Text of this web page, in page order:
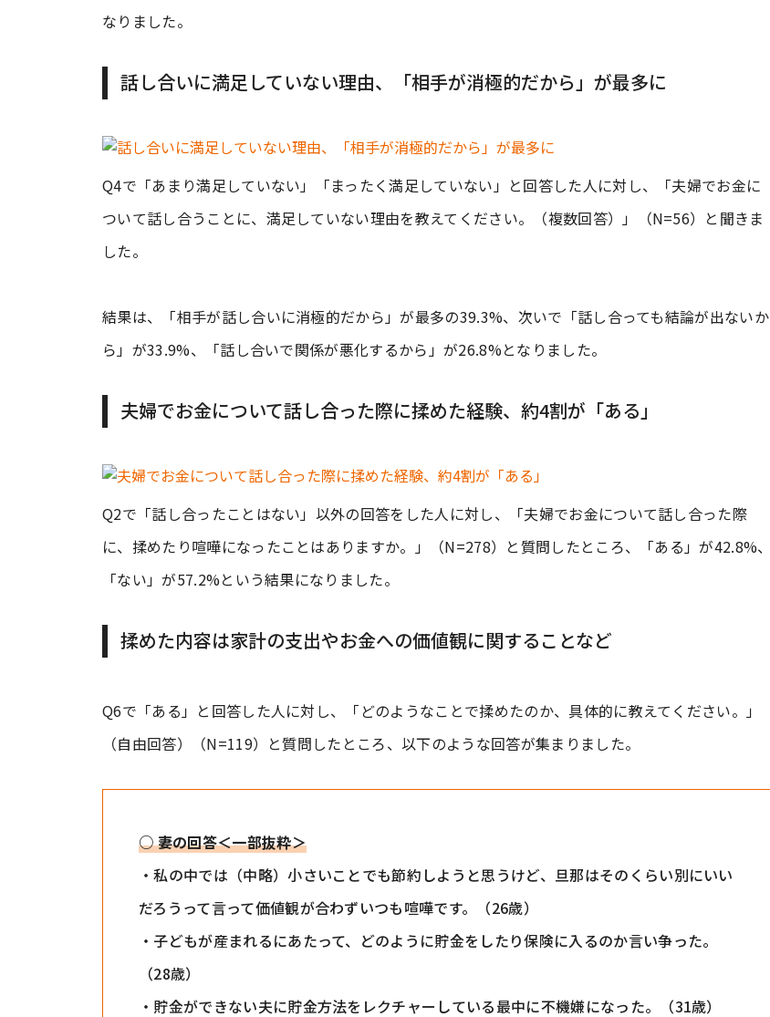
なりました。
話し合いに満足していない理由、「相手が消極的だから」が最多に
Q4で「あまり満足していない」「まったく満足していない」と回答した人に対し、「夫婦でお金に
ついて話し合うことに、満足していない理由を教えてください。（複数回答）」（N=56）と聞きま
した。
結果は、「相手が話し合いに消極的だから」が最多の39.3%、次いで「話し合っても結論が出ないか
ら」が33.9%、「話し合いで関係が悪化するから」が26.8%となりました。
夫婦でお金について話し合った際に揉めた経験、約4割が「ある」
Q2で「話し合ったことはない」以外の回答をした人に対し、「夫婦でお金について話し合った際
に、揉めたり喧嘩になったことはありますか。」（N=278）と質問したところ、「ある」が42.8%、
「ない」が57.2%という結果になりました。
揉めた内容は家計の支出やお金への価値観に関することなど
Q6で「ある」と回答した人に対し、「どのようなことで揉めたのか、具体的に教えてください。」
（自由回答）（N=119）と質問したところ、以下のような回答が集まりました。
○ 妻の回答＜一部抜粋＞
・私の中では（中略）小さいことでも節約しようと思うけど、旦那はそのくらい別にいい
だろうって言って価値観が合わずいつも喧嘩です。（26歳）
・子どもが産まれるにあたって、どのように貯金をしたり保険に入るのか言い争った。
（28歳）
・貯金ができない夫に貯金方法をレクチャーしている最中に不機嫌になった。（31歳）